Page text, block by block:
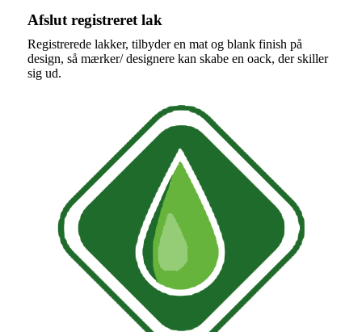
Afslut registreret lak
Registrerede lakker, tilbyder en mat og blank finish på
design, så mærker/ designere kan skabe en oack, der skiller
sig ud.